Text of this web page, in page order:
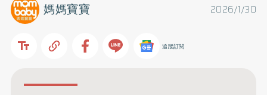
2026/1/30
媽媽寶寶
追蹤訂閱